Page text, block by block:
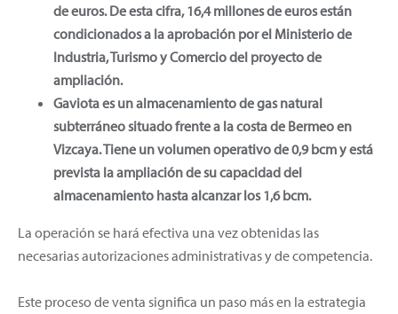
de euros. De esta cifra, 16,4 millones de euros están
condicionados a la aprobación por el Ministerio de
Industria, Turismo y Comercio del proyecto de
ampliación.
Gaviota es un almacenamiento de gas natural
subterráneo situado frente a la costa de Bermeo en
Vizcaya. Tiene un volumen operativo de 0,9 bcm y está
prevista la ampliación de su capacidad del
almacenamiento hasta alcanzar los 1,6 bcm.
La operación se hará efectiva una vez obtenidas las
necesarias autorizaciones administrativas y de competencia.
Este proceso de venta significa un paso más en la estrategia